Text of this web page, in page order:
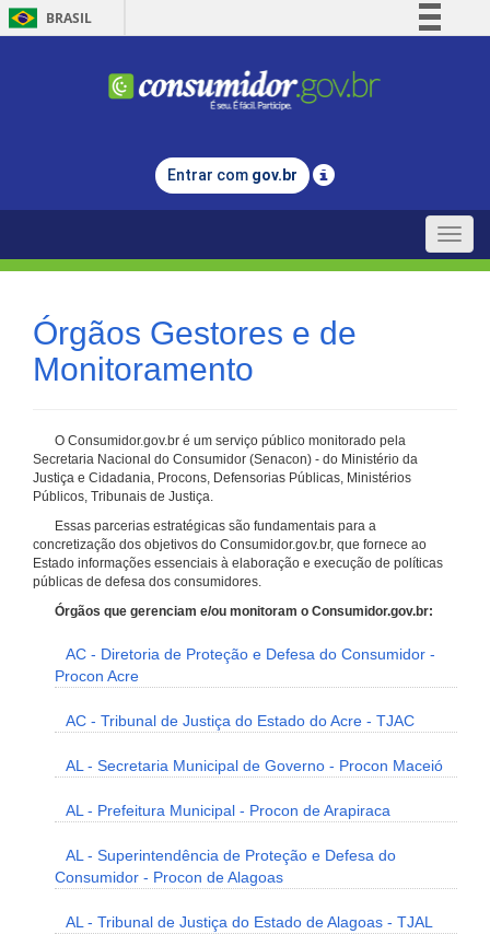
BRASIL
Comunica BR
Legislação
Entrar com gov.br
Toggle
Órgãos Gestores e de
Monitoramento
O Consumidor.gov.br é um serviço público monitorado pela
Secretaria Nacional do Consumidor (Senacon) - do Ministério da
Justiça e Cidadania, Procons, Defensorias Públicas, Ministérios
Públicos, Tribunais de Justiça.
Essas parcerias estratégicas são fundamentais para a
concretização dos objetivos do Consumidor.gov.br, que fornece ao
Estado informações essenciais à elaboração e execução de políticas
públicas de defesa dos consumidores.
Órgãos que gerenciam e/ou monitoram o Consumidor.gov.br:
AC - Diretoria de Proteção e Defesa do Consumidor -
Procon Acre
AC - Tribunal de Justiça do Estado do Acre - TJAC
AL - Secretaria Municipal de Governo - Procon Maceió
AL - Prefeitura Municipal - Procon de Arapiraca
AL - Superintendência de Proteção e Defesa do
Consumidor - Procon de Alagoas
AL - Tribunal de Justiça do Estado de Alagoas - TJAL